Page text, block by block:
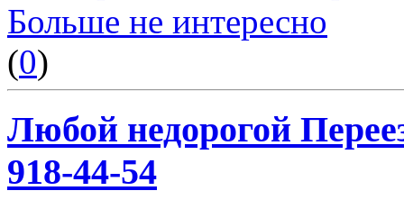
Больше не интересно
(0)
Любой недорогой
918-44-54